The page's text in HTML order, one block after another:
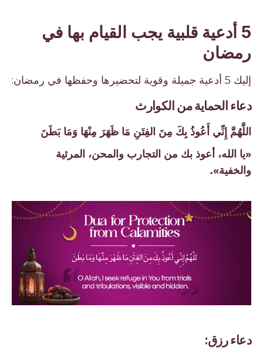
5 أدعية قلبية يجب القيام بها في
رمضان
إليك 5 أدعية جميلة وقوية لتحضيرها وحفظها في رمضان:
دعاء الحماية من الكوارث
اللَّهُمَّ إِنِّي أَعُوذُ بِكَ مِنَ الفِتَنِ مَا ظَهَرَ مِنْهَا وَمَا بَطَنَ
«يا الله، أعوذ بك من التجارب والمحن، المرئية
والخفية».
دعاء رزق: